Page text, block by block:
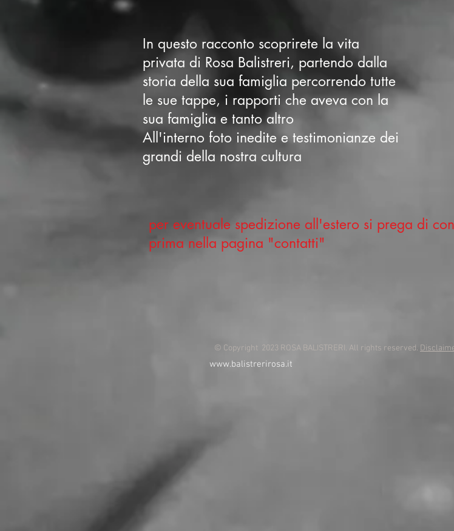
In questo racconto scoprirete la vita
privata di Rosa Balistreri, partendo dalla
storia della sua famiglia percorrendo tutte
le sue tappe, i rapporti che aveva con la
sua famiglia e tanto altro
All'interno foto inedite e testimonianze dei
grandi della nostra cultura
per eventuale spedizione all'estero si prega di
prima nella pagina "contatti"
© Copyright 2023 ROSA BALISTRERI. All rights reserved.
www.balistrerirosa.it